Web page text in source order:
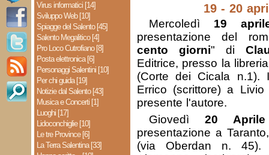
Virus informatici [14]
Sviluppo Web [10]
Spiagge del Salento [45]
Salento Megalitico [4]
Pro Loco Cutrofiano [8]
Posta elettronica [6]
Personaggi Salentini [10]
Per chi guida [19]
Notizie dal Salento [43]
Musica e Concerti [1]
Luoghi [17]
Lidoconchiglie [10]
Le tre Province [6]
La Terra Salentina [33]
19 - 20
Mercoledì 19
presentazione del
cento giorni" di
Editrice, presso la
(Corte dei Cicala n.1).
Errico (scrittore) a
presente l'autore.
Giovedì 20 Aprile
presentazione a
(via Oberdan n. 45).